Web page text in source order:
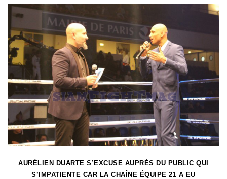
AURÉLIEN DUARTE S’EXCUSE AUPRÈS DU PUBLIC QUI
S’IMPATIENTE CAR LA CHAÎNE ÉQUIPE 21 A EU